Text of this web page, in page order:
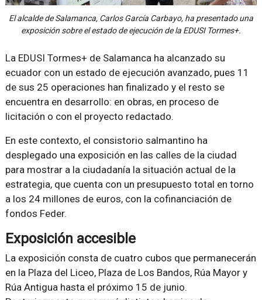
El alcalde de Salamanca, Carlos García Carbayo, ha presentado una
exposición sobre el estado de ejecución de la EDUSI Tormes+.
La EDUSI Tormes+ de Salamanca ha alcanzado su
ecuador con un estado de ejecución avanzado, pues 11
de sus 25 operaciones han finalizado y el resto se
encuentra en desarrollo: en obras, en proceso de
licitación o con el proyecto redactado.
En este contexto, el consistorio salmantino ha
desplegado una exposición en las calles de la ciudad
para mostrar a la ciudadanía la situación actual de la
estrategia, que cuenta con un presupuesto total en torno
a los 24 millones de euros, con la cofinanciación de
fondos Feder.
Exposición accesible
La exposición consta de cuatro cubos que permanecerán
en la Plaza del Liceo, Plaza de Los Bandos, Rúa Mayor y
Rúa Antigua hasta el próximo 15 de junio.